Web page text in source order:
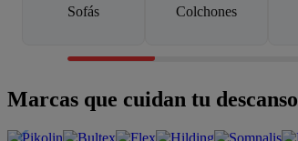
Sofás Colchones
Marcas que cuidan tu descanso